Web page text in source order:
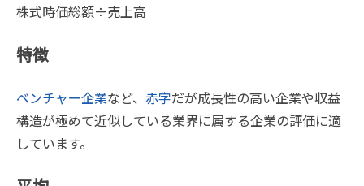
株式時価総額÷売上高
特徴
ベンチャー企業など、 赤字だが成長性の高い企業や収益
構造が極めて近似している業界に属する企業の評価に適
しています。